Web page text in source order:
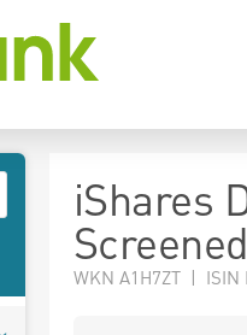
iShares
WKN A1H7ZT |